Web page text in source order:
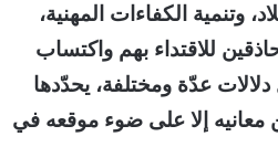
وتنمية الكفاءات المهنية،
للاقتداء بهم واكتساب
عدّة ومختلفة، يحدّدها
معانيه إلا على ضوء موقعه في